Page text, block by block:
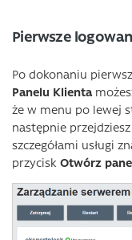
Pierwsze
Po dokonaniu
Panelu Klienta
że w menu po lewej
następnie
szczegółami usługi
przycisk Otwórz